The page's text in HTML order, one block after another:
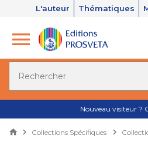
L'auteur Thématiques
Nouveau visiteur ?
Collections Spécifiques